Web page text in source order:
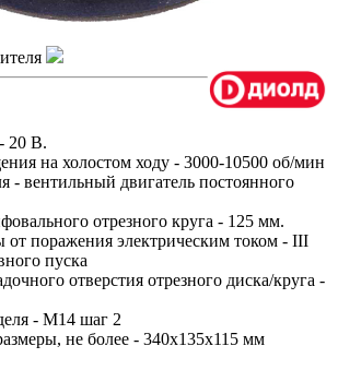
20 В.
на холостом ходу - 3000-10500 об/мин
- вентильный двигатель постоянного
отрезного круга - 125 мм.
от поражения электрическим током - III
пуска
отверстия отрезного диска/круга -
- М14 шаг 2
не более - 340x135x115 мм